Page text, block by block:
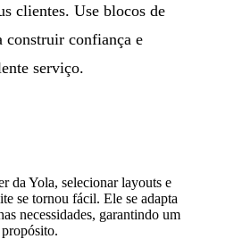
clientes. Use blocos de
construir confiança e
serviço.
da Yola, selecionar layouts e
se tornou fácil. Ele se adapta
necessidades, garantindo um